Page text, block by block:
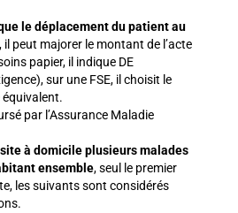
le déplacement du patient au
, il peut majorer le montant de l’acte
papier, il indique DE
sur une FSE, il choisit le
par l’Assurance Maladie
à domicile plusieurs malades
ensemble,seul le premier
les suivants sont considérés